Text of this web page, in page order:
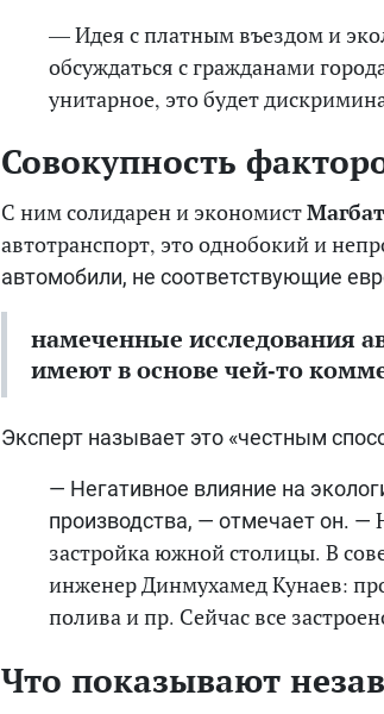
— Идея с платным въездом и
обсуждаться с гражданами
унитарное, это будет
Совокупность
С ним солидарен и экономист
автотранспорт, это однобокий и
автомобили, не соответствующие
намеченные исследования
имеют в основе чей-то
Эксперт называет это «честным
— Негативное влияние на
производства, — отмечает он. —
застройка южной столицы. В
инженер Динмухамед Кунаев:
полива и пр. Сейчас все
Что показывают